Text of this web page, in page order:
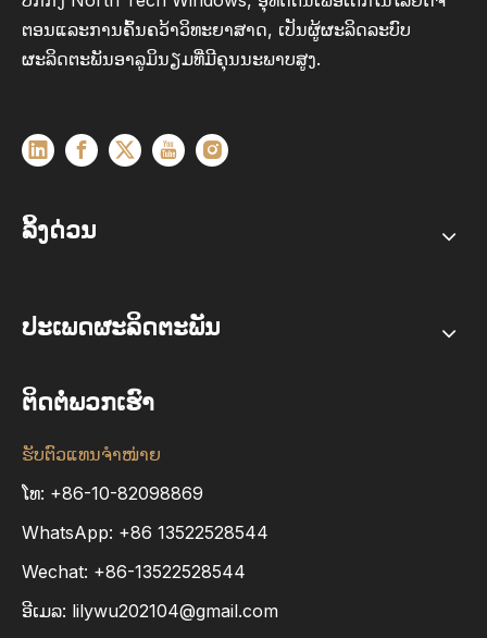
ຕອນແລະການຄົ້ນຄວ້າວິທະຍາສາດ, ເປັນຜູ້ຜະລິດລະບົບ
ຜະລິດຕະພັນອາລູມິນຽມທີ່ມີຄຸນນະພາບສູງ.
ລິ້ງດ່ວນ
ປະເພດຜະລິດຕະພັນ
ຕິດຕໍ່ພວກເຮົາ
ຮັບຕົວແທນຈຳໜ່າຍ
ໂທ: +86-10-82098869
WhatsApp: +86 13522528544
Wechat: +86-13522528544
ອີເມລ: lilywu202104@gmail.com